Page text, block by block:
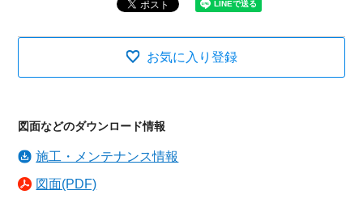
お気に入り登録
図面などのダウンロード情報
施工・メンテナンス情報
図面(PDF)